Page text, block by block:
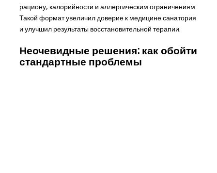
рациону, калорийности и аллергическим ограничениям.
Такой формат увеличил доверие к медицине санатория
и улучшил результаты восстановительной терапии.
Неочевидные решения: как обойти
стандартные проблемы